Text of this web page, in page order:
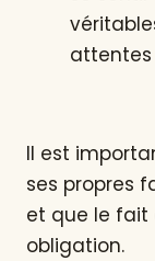
attentes
Il est
ses propres
et que le fait
obligation.